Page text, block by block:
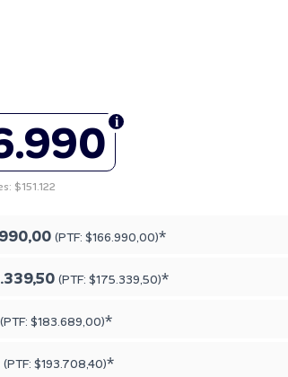
$151.122
(PTF: $166.990,00)*
(PTF: $175.339,50)*
(PTF: $183.689,00)*
(PTF: $193.708,40)*